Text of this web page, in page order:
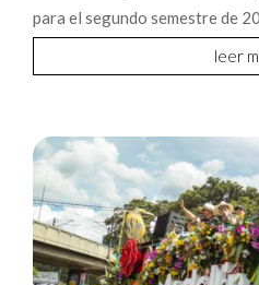
para el segundo semestre de
leer